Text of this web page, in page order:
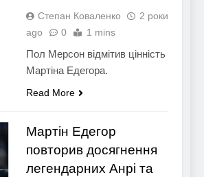
Степан Коваленко
2 роки
ago
0 1 mins
Пол Мерсон відмітив цінність
Мартіна Едегора.
Read More
Мартін Едегор
повторив досягнення
легендарних Анрі та